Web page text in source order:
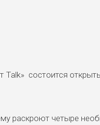
Talk» состоится
раскроют четыре